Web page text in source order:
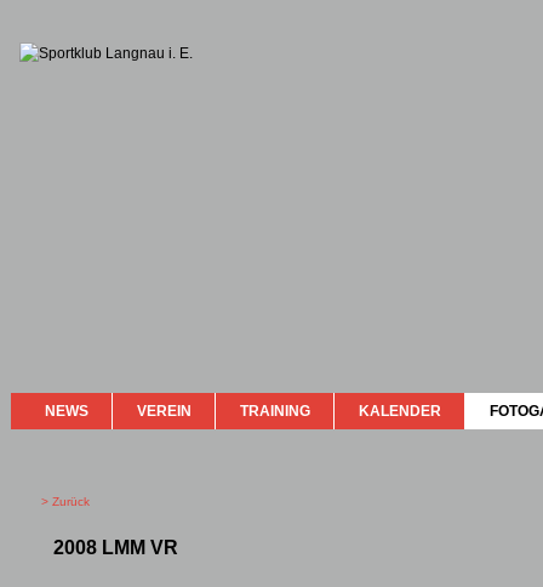
NEWS VEREIN TRAINING KALENDER
> Zurück
2008 LMM VR